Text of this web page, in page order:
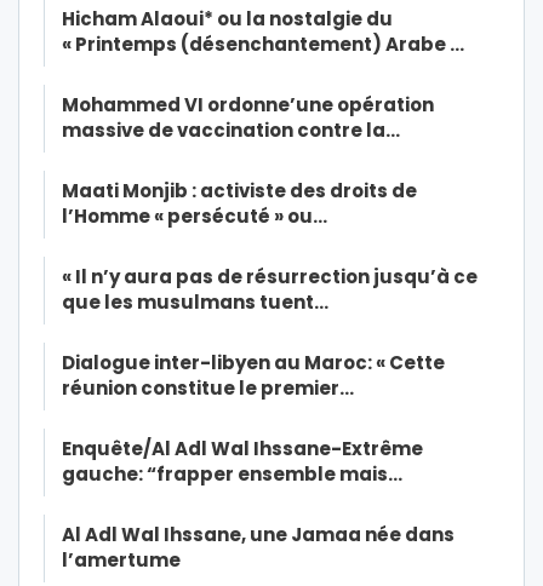
Hicham Alaoui* ou la nostalgie du
« Printemps (désenchantement) Arabe …
Mohammed VI ordonne’une opération
massive de vaccination contre la…
Maati Monjib : activiste des droits de
l’Homme « persécuté » ou…
« Il n’y aura pas de résurrection jusqu’à ce
que les musulmans tuent…
Dialogue inter-libyen au Maroc: « Cette
réunion constitue le premier…
Enquête/Al Adl Wal Ihssane-Extrême
gauche: “frapper ensemble mais…
Al Adl Wal Ihssane, une Jamaa née dans
l’amertume